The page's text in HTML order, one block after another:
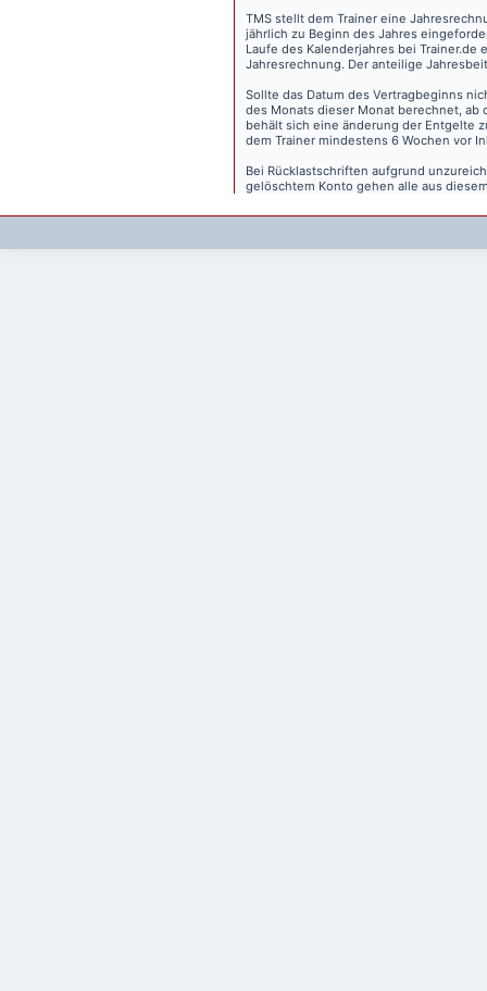
TMS stellt dem Trainer eine
jährlich zu Beginn des Jahres
Laufe des Kalenderjahres bei
Jahresrechnung. Der anteilige
Sollte das Datum des Vertragbeginns
des Monats dieser Monat berechnet, ab
behält sich eine änderung der Entgelte
dem Trainer mindestens 6 Wochen vor
Bei Rücklastschriften aufgrund
gelöschtem Konto gehen alle aus